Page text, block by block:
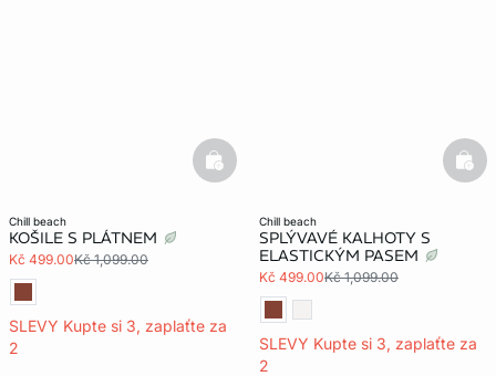
chill beach
KOŠILE S PLÁTNEM
Kč 499.00Kč 1,099.00
SLEVY Kupte si 3, zaplaťte za
2
basketfull
chill beach
SPLÝVAVÉ KALHOTY S
ELASTICKÝM PASEM
Kč 499.00Kč 1,099.00
SLEVY Kupte si 3, zaplaťte za
2